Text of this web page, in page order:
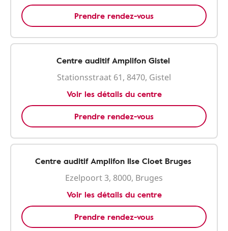
Prendre rendez-vous
Centre auditif Amplifon Gistel
Stationsstraat 61, 8470, Gistel
Voir les détails du centre
Prendre rendez-vous
Centre auditif Amplifon Ilse Cloet Bruges
Ezelpoort 3, 8000, Bruges
Voir les détails du centre
Prendre rendez-vous